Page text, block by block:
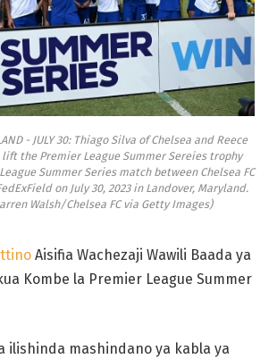
- JULY 30: Thiago Silva of Chelsea and Reece
lift the Premier League Summer Sereies trophy
Summer Series match between Chelsea FC
on July 30, 2023 in Landover, Maryland.
Walsh/Chelsea FC via Getty Images)
Aisifia Wachezaji Wawili Baada ya
Kombe la Premier League Summer
ilishinda mashindano ya kabla ya